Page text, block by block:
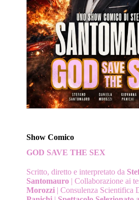
Show Comico
GOD SAVE THE SEX
Scritto, diretto e interpretato da
Santomauro | Collaborazione ai
Morozzi | Consulenza Scientifica